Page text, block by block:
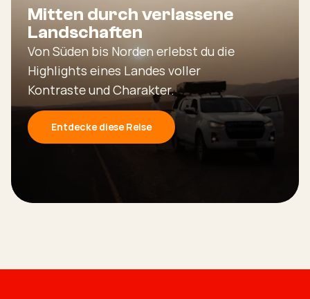
Mitten durch verlassene
Landschaften
Von Süden bis Norden erlebst du die
Highlights eines Landes voller
Kontraste und Charakter.
Entdecke diese Reise